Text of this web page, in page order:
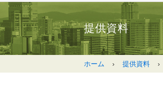
提供資料
ホーム › 提供資料 ›